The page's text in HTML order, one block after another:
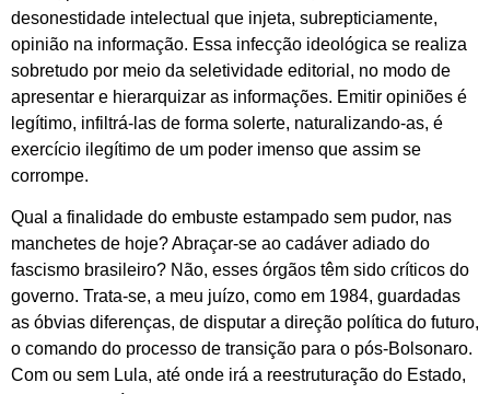
desonestidade intelectual que injeta, subrepticiamente,
opinião na informação. Essa infecção ideológica se realiza
sobretudo por meio da seletividade editorial, no modo de
apresentar e hierarquizar as informações. Emitir opiniões é
legítimo, infiltrá-las de forma solerte, naturalizando-as, é
exercício ilegítimo de um poder imenso que assim se
corrompe.
Qual a finalidade do embuste estampado sem pudor, nas
manchetes de hoje? Abraçar-se ao cadáver adiado do
fascismo brasileiro? Não, esses órgãos têm sido críticos do
governo. Trata-se, a meu juízo, como em 1984, guardadas
as óbvias diferenças, de disputar a direção política do futuro,
o comando do processo de transição para o pós-Bolsonaro.
Com ou sem Lula, até onde irá a reestruturação do Estado,